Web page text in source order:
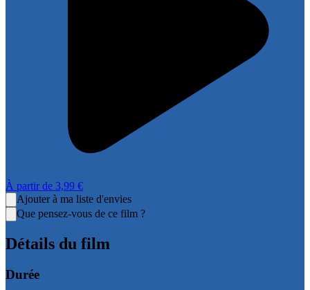
À partir de 3,99 €
Ajouter à ma liste d'envies
Que pensez-vous de ce film ?
Détails du film
Durée